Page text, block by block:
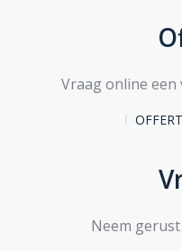
Vraag online
Neem